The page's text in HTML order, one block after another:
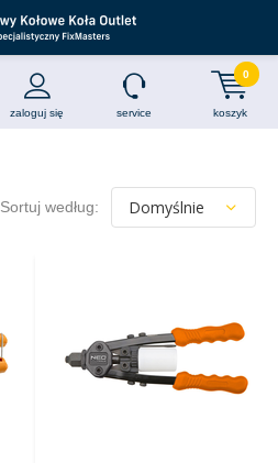
zaloguj się service koszyk
0
Sortuj według: